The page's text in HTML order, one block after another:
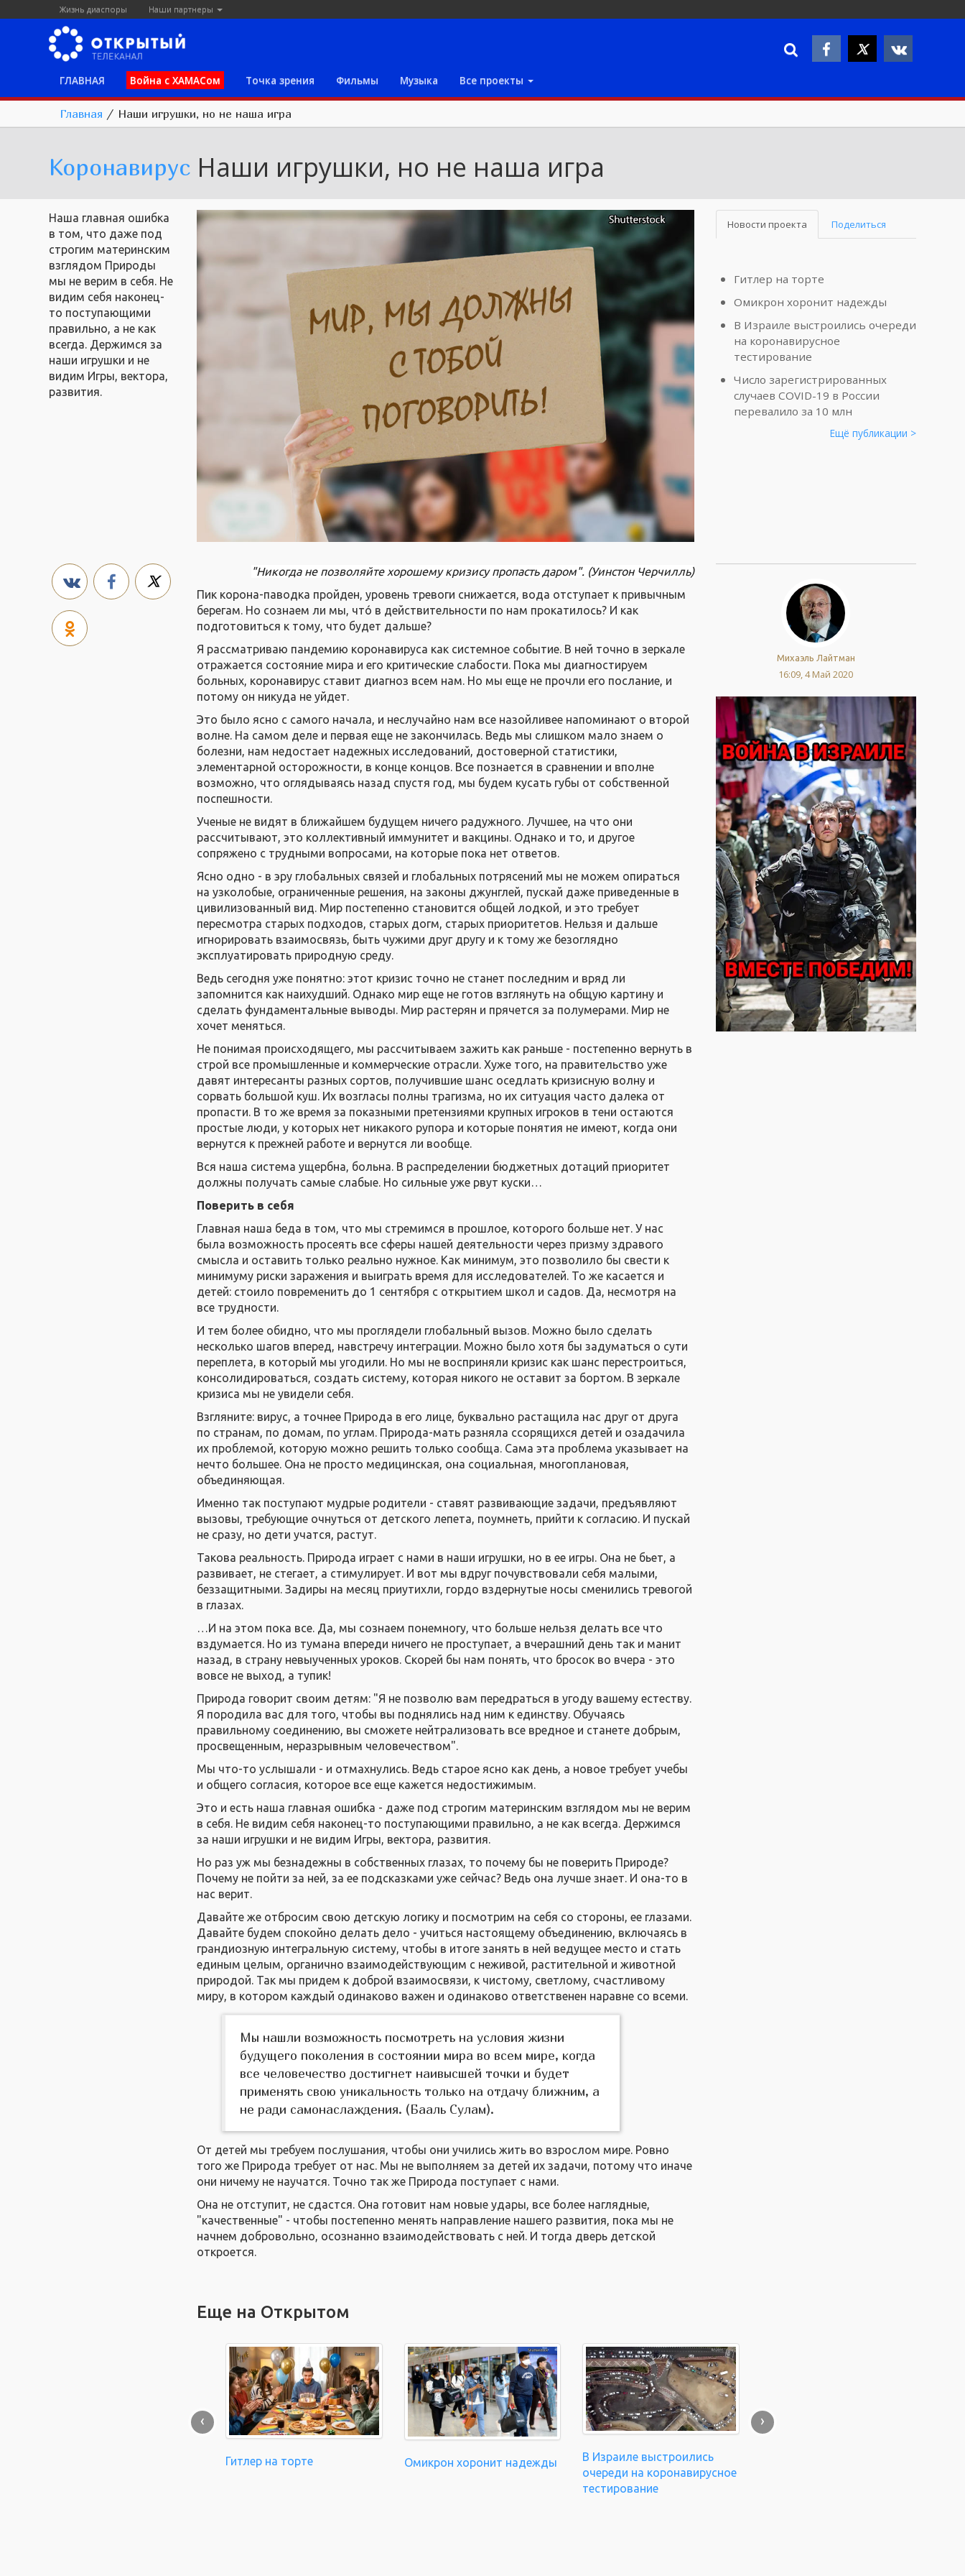
Жизнь диаспоры Наши партнеры
ГЛАВНАЯ Война с ХАМАСом Точка зрения Фильмы Музыка Все проекты
Главная / Наши игрушки, но не наша игра
Коронавирус Наши игрушки, но не наша игра
Наша главная ошибка
в том, что даже под
строгим материнским
взглядом Природы
мы не верим в себя. Не
видим себя наконец-
то поступающими
правильно, а не как
всегда. Держимся за
наши игрушки и не
видим Игры, вектора,
развития.
Новости проекта Поделиться
Гитлер на торте
Омикрон хоронит надежды
В Израиле выстроились очереди
на коронавирусное
тестирование
Число зарегистрированных
случаев COVID-19 в России
перевалило за 10 млн
Ещё публикации >
"Никогда не позволяйте хорошему кризису пропасть даром". (Уинстон Черчилль)
Пик корона-паводка пройден, уровень тревоги снижается, вода отступает к привычным
берегам. Но сознаем ли мы, чтó в действительности по нам прокатилось? И как
подготовиться к тому, что будет дальше?
Я рассматриваю пандемию коронавируса как системное событие. В ней точно в зеркале
отражается состояние мира и его критические слабости. Пока мы диагностируем
больных, коронавирус ставит диагноз всем нам. Но мы еще не прочли его послание, и
потому он никуда не уйдет.
Это было ясно с самого начала, и неслучайно нам все назойливее напоминают о второй
волне. На самом деле и первая еще не закончилась. Ведь мы слишком мало знаем о
болезни, нам недостает надежных исследований, достоверной статистики,
элементарной осторожности, в конце концов. Все познается в сравнении и вполне
возможно, что оглядываясь назад спустя год, мы будем кусать губы от собственной
поспешности.
Ученые не видят в ближайшем будущем ничего радужного. Лучшее, на что они
рассчитывают, это коллективный иммунитет и вакцины. Однако и то, и другое
сопряжено с трудными вопросами, на которые пока нет ответов.
Ясно одно - в эру глобальных связей и глобальных потрясений мы не можем опираться
на узколобые, ограниченные решения, на законы джунглей, пускай даже приведенные в
цивилизованный вид. Мир постепенно становится общей лодкой, и это требует
пересмотра старых подходов, старых догм, старых приоритетов. Нельзя и дальше
игнорировать взаимосвязь, быть чужими друг другу и к тому же безоглядно
эксплуатировать природную среду.
Ведь сегодня уже понятно: этот кризис точно не станет последним и вряд ли
запомнится как наихудший. Однако мир еще не готов взглянуть на общую картину и
сделать фундаментальные выводы. Мир растерян и прячется за полумерами. Мир не
хочет меняться.
Не понимая происходящего, мы рассчитываем зажить как раньше - постепенно вернуть в
строй все промышленные и коммерческие отрасли. Хуже того, на правительство уже
давят интересанты разных сортов, получившие шанс оседлать кризисную волну и
сорвать большой куш. Их возгласы полны трагизма, но их ситуация часто далека от
пропасти. В то же время за показными претензиями крупных игроков в тени остаются
простые люди, у которых нет никакого рупора и которые понятия не имеют, когда они
вернутся к прежней работе и вернутся ли вообще.
Вся наша система ущербна, больна. В распределении бюджетных дотаций приоритет
должны получать самые слабые. Но сильные уже рвут куски…
Поверить в себя
Главная наша беда в том, что мы стремимся в прошлое, которого больше нет. У нас
была возможность просеять все сферы нашей деятельности через призму здравого
смысла и оставить только реально нужное. Как минимум, это позволило бы свести к
минимуму риски заражения и выиграть время для исследователей. То же касается и
детей: стоило повременить до 1 сентября с открытием школ и садов. Да, несмотря на
все трудности.
И тем более обидно, что мы проглядели глобальный вызов. Можно было сделать
несколько шагов вперед, навстречу интеграции. Можно было хотя бы задуматься о сути
переплета, в который мы угодили. Но мы не восприняли кризис как шанс перестроиться,
консолидироваться, создать систему, которая никого не оставит за бортом. В зеркале
кризиса мы не увидели себя.
Взгляните: вирус, а точнее Природа в его лице, буквально растащила нас друг от друга
по странам, по домам, по углам. Природа-мать разняла ссорящихся детей и озадачила
их проблемой, которую можно решить только сообща. Сама эта проблема указывает на
нечто большее. Она не просто медицинская, она социальная, многоплановая,
объединяющая.
Именно так поступают мудрые родители - ставят развивающие задачи, предъявляют
вызовы, требующие очнуться от детского лепета, поумнеть, прийти к согласию. И пускай
не сразу, но дети учатся, растут.
Такова реальность. Природа играет с нами в наши игрушки, но в ее игры. Она не бьет, а
развивает, не стегает, а стимулирует. И вот мы вдруг почувствовали себя малыми,
беззащитными. Задиры на месяц приутихли, гордо вздернутые носы сменились тревогой
в глазах.
…И на этом пока все. Да, мы сознаем понемногу, что больше нельзя делать все что
вздумается. Но из тумана впереди ничего не проступает, а вчерашний день так и манит
назад, в страну невыученных уроков. Скорей бы нам понять, что бросок во вчера - это
вовсе не выход, а тупик!
Природа говорит своим детям: "Я не позволю вам передраться в угоду вашему естеству.
Я породила вас для того, чтобы вы поднялись над ним к единству. Обучаясь
правильному соединению, вы сможете нейтрализовать все вредное и станете добрым,
просвещенным, неразрывным человечеством".
Мы что-то услышали - и отмахнулись. Ведь старое ясно как день, а новое требует учебы
и общего согласия, которое все еще кажется недостижимым.
Это и есть наша главная ошибка - даже под строгим материнским взглядом мы не верим
в себя. Не видим себя наконец-то поступающими правильно, а не как всегда. Держимся
за наши игрушки и не видим Игры, вектора, развития.
Но раз уж мы безнадежны в собственных глазах, то почему бы не поверить Природе?
Почему не пойти за ней, за ее подсказками уже сейчас? Ведь она лучше знает. И она-то в
нас верит.
Давайте же отбросим свою детскую логику и посмотрим на себя со стороны, ее глазами.
Давайте будем спокойно делать дело - учиться настоящему объединению, включаясь в
грандиозную интегральную систему, чтобы в итоге занять в ней ведущее место и стать
единым целым, органично взаимодействующим с неживой, растительной и животной
природой. Так мы придем к доброй взаимосвязи, к чистому, светлому, счастливому
миру, в котором каждый одинаково важен и одинаково ответственен наравне со всеми.
Мы нашли возможность посмотреть на условия жизни
будущего поколения в состоянии мира во всем мире, когда
все человечество достигнет наивысшей точки и будет
применять свою уникальность только на отдачу ближним, а
не ради самонаслаждения. (Бааль Сулам).
От детей мы требуем послушания, чтобы они учились жить во взрослом мире. Ровно
того же Природа требует от нас. Мы не выполняем за детей их задачи, потому что иначе
они ничему не научатся. Точно так же Природа поступает с нами.
Она не отступит, не сдастся. Она готовит нам новые удары, все более наглядные,
"качественные" - чтобы постепенно менять направление нашего развития, пока мы не
начнем добровольно, осознанно взаимодействовать с ней. И тогда дверь детской
откроется.
Михаэль Лайтман
16:09, 4 Май 2020
Еще на Открытом
Гитлер на торте Омикрон хоронит надежды
В Израиле выстроились
очереди на коронавирусное
тестирование
‹ ›